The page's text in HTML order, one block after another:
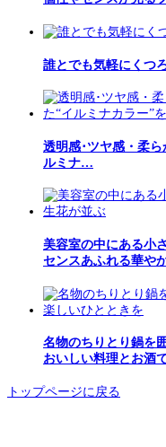
誰とでも気軽にくつ
透明感･ツヤ感・柔
ルミナ…
美容室の中にある小
センスあふれる華や
名物のちりとり鍋を
おいしい料理とお酒
トップページに戻る